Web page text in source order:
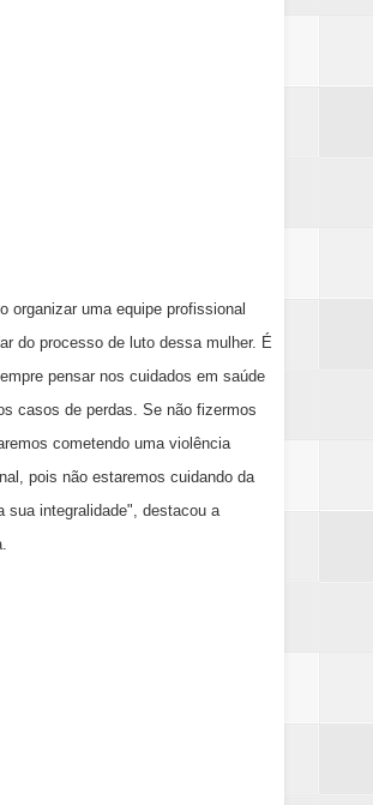
organizar uma equipe profissional
do processo de luto dessa mulher. É
pensar nos cuidados em saúde
casos de perdas. Se não fizermos
cometendo uma violência
pois não estaremos cuidando da
sua integralidade", destacou a